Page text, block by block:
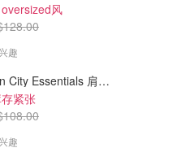
$1499.97
Samsung Galaxy S25 Ultra 智
能手机 256GB
Costco CA
风
趣
lululemon City Essentials 肩背包 4L
紧张
趣